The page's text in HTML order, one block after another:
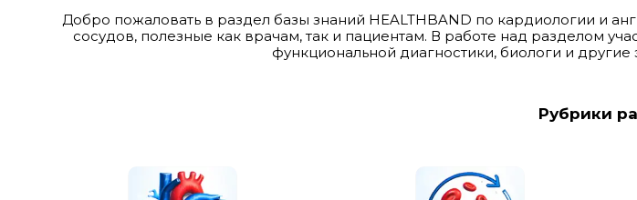
Добро пожаловать в раздел базы знаний HEALTHBAND по кардиологии и
сосудов, полезные как врачам, так и пациентам. В работе над разделом
функциональной диагностики, биологи и
Рубрики